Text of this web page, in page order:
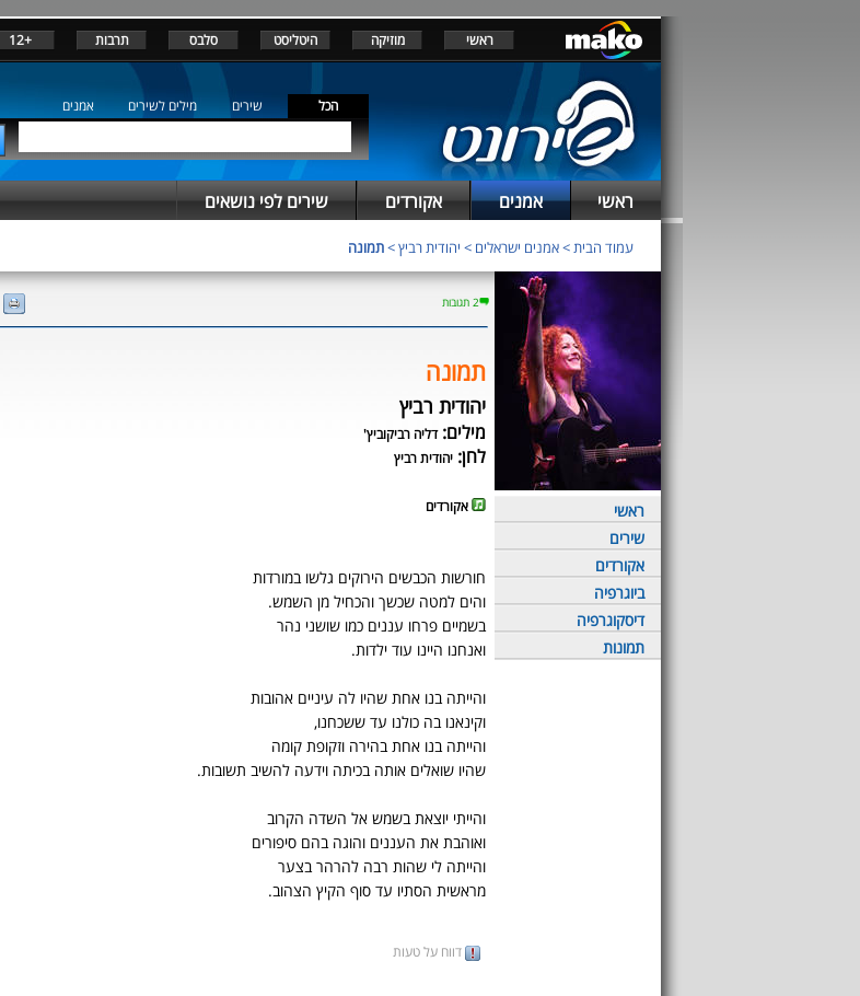
ראשי מוזיקה היטליסט סלבס תרבות +12
הכל שירים מילים לשירים אמנים
ראשי אמנים אקורדים שירים לפי נושאים
עמוד הבית>אמנים ישראלים > יהודית רביץ>תמונה
ראשי
שירים
אקורדים
ביוגרפיה
דיסקוגרפיה
תמונות
2 תגובות
תמונה
יהודית רביץ
מילים:דליה רביקוביץ'
לחן: יהודית רביץ
אקורדים
חורשות הכבשים הירוקים גלשו במורדות
והים למטה שכשך והכחיל מן השמש.
בשמיים פרחו עננים כמו שושני נהר
ואנחנו היינו עוד ילדות.
והייתה בנו אחת שהיו לה עיניים אהובות
וקינאנו בה כולנו עד ששכחנו,
והייתה בנו אחת בהירה וזקופת קומה
שהיו שואלים אותה בכיתה וידעה להשיב תשובות.
והייתי יוצאת בשמש אל השדה הקרוב
ואוהבת את העננים והוגה בהם סיפורים
והייתה לי שהות רבה להרהר בצער
מראשית הסתיו עד סוף הקיץ הצהוב.
דווח על טעות